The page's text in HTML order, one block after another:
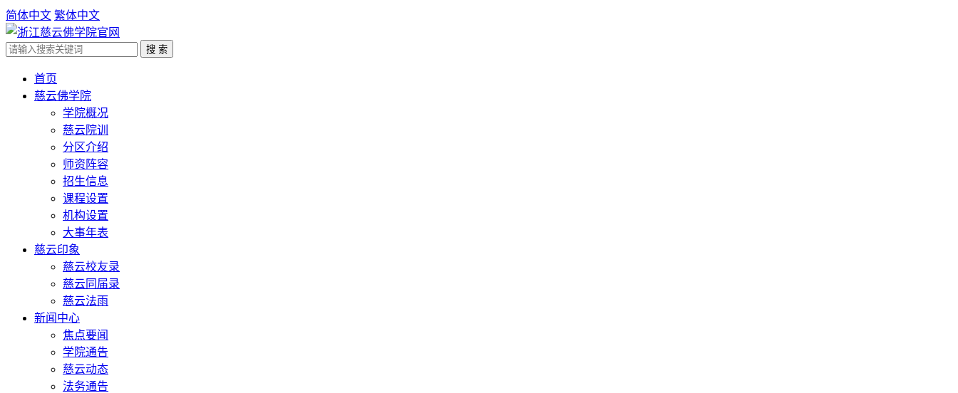
简体中文 繁体中文
首页
慈云佛学院
学院概况
慈云院训
分区介绍
师资阵容
招生信息
课程设置
机构设置
大事年表
慈云印象
慈云校友录
慈云同届录
慈云法雨
新闻中心
焦点要闻
学院通告
慈云动态
法务通告